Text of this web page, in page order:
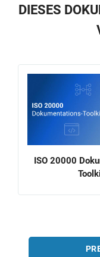
DIESES
ISO 20000